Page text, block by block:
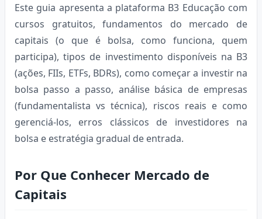
Este guia apresenta a plataforma B3 Educação com
cursos gratuitos, fundamentos do mercado de
capitais (o que é bolsa, como funciona, quem
participa), tipos de investimento disponíveis na B3
(ações, FIIs, ETFs, BDRs), como começar a investir na
bolsa passo a passo, análise básica de empresas
(fundamentalista vs técnica), riscos reais e como
gerenciá-los, erros clássicos de investidores na
bolsa e estratégia gradual de entrada.
Por Que Conhecer Mercado de
Capitais